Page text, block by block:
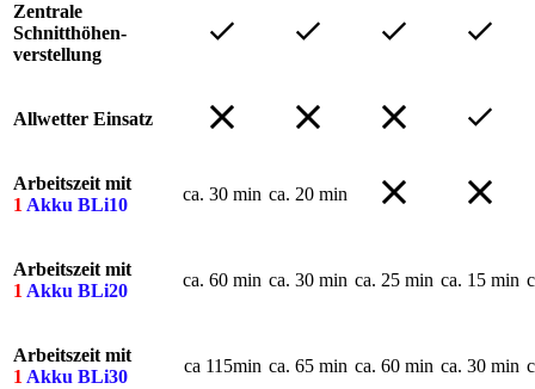
Zentrale
Schnitthöhen-
verstellung
Allwetter Einsatz
Arbeitszeit mit
1Akku BLi10
ca. 30 min ca. 20 min
Arbeitszeit mit
1Akku BLi20
ca. 60 min ca. 30 min ca. 25 min ca. 15 min
Arbeitszeit mit
1Akku BLi30
ca 115min ca. 65 min ca. 60 min ca. 30 min